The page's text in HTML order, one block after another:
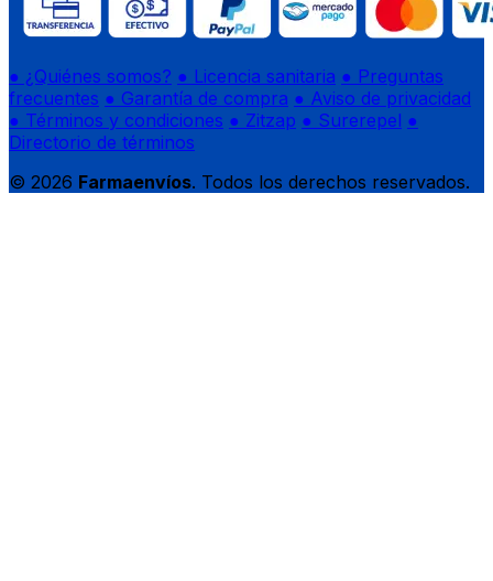
● ¿Quiénes somos? ● Licencia sanitaria ● Preguntas
frecuentes ● Garantía de compra ● Aviso de privacidad
● Términos y condiciones ● Zitzap ● Surerepel ●
Directorio de términos
© 2026 Farmaenvíos. Todos los derechos reservados.